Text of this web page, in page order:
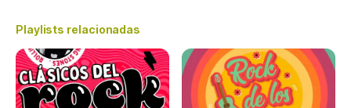
Playlists relacionadas